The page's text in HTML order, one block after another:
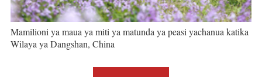
Mamilioni ya maua ya miti ya matunda ya peasi yachanua katika
Wilaya ya Dangshan, China